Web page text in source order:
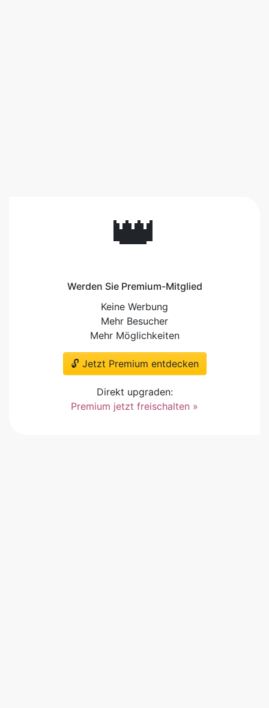
👑
Werden Sie Premium-Mitglied
Keine Werbung
Mehr Besucher
Mehr Möglichkeiten
🔓 Jetzt Premium entdecken
Direkt upgraden:
Premium jetzt freischalten »